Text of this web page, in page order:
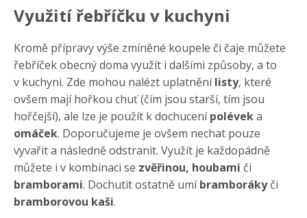
Využití řebříčku v kuchyni
Kromě přípravy výše zmíněné koupele či čaje můžete
řebříček obecný doma využít i dalšími způsoby, a to
v kuchyni. Zde mohou nalézt uplatněnílisty, které
ovšem mají hořkou chuť (čím jsou starší, tím jsou
hořčejší), ale lze je použít k dochucenípoléveka
omáček. Doporučujeme je ovšem nechat pouze
vyvařit a následně odstranit. Využít je každopádně
můžete i v kombinaci se zvěřinou, houbami či
bramborami. Dochutit ostatně umíbramborákyči
bramborovou kaši.